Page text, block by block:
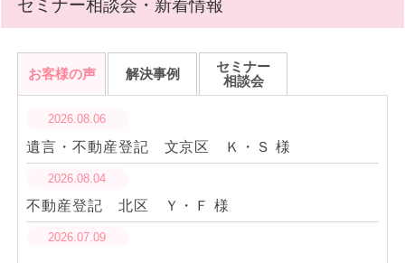
セミナー相談会・新着情報
お客様の声
2026.08.06
遺言・不動産登記 文京区 Ｋ・Ｓ 様
2026.08.04
不動産登記 北区 Ｙ・Ｆ 様
2026.07.09
解決事例
セミナー
相談会